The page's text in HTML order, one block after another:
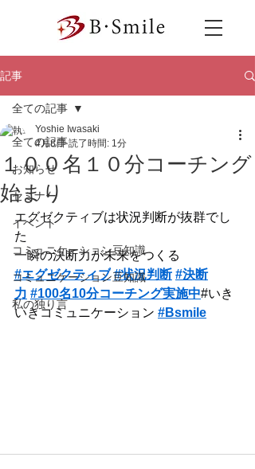
記事
全ての記事
お知らせ
セミナー
イベント
コミュニケーション豆知識
コミュニケーション豆知識
私の独り言
全ての記事
１００名１０分コーチング
始まり
Yoshie Iwasaki
4月8日 読了時間: 1分
エグゼクティブは状況判断が抜群でし
た
一瞬の決断力が未来をつくる
#エグゼクティブ #状況判断 #決断
力 #100名10分コーチング実施中#いき
いきコミュニケーション #Bsmile